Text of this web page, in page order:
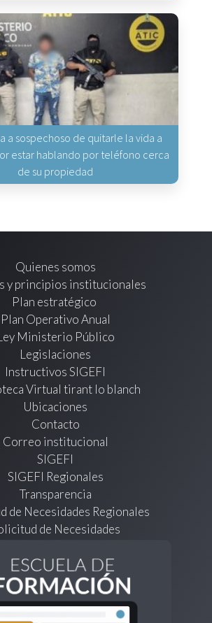
a sospechoso de quitarle la vida a
estar hablando por teléfono cerca
de su propiedad
Quienes somos
y principios institucionales
Plan estratégico
Plan Operativo Anual
Ministerio Público
Legislaciones
Instructivos SIGEFI
Virtual tirant lo blanch
Ubicaciones
Contacto
Correo institucional
SIGEFI
SIGEFI Regionales
Transparencia
de Necesidades Regionales
de Necesidades